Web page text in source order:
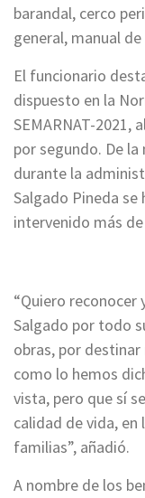
barandal, cerco
general, manual
El funcionario
dispuesto en la
SEMARNAT-2021,
por segundo. De
durante la
Salgado Pineda
intervenido más
“Quiero reconocer
Salgado por todo
obras, por
como lo hemos
vista, pero que sí
calidad de vida, en
familias”, añadió.
A nombre de los